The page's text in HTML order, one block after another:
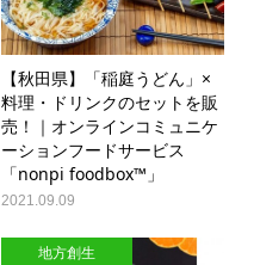
【秋田県】「稲庭うどん」×
料理・ドリンクのセットを販
売！｜オンラインコミュニケ
ーションフードサービス
「nonpi foodbox™」
2021.09.09
地方創生